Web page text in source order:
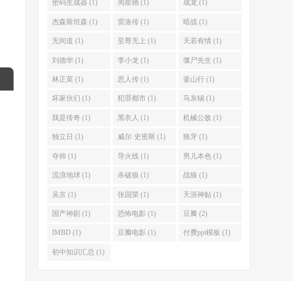
密码生成器 (1) 周星驰 (1) 成龙 (1)
杰森斯坦森 (1) 雷洛传 (1) 暗战 (1)
无间道 (1) 至尊无上 (1) 天若有情 (1)
刘德华 (1) 李小龙 (1) 僵尸先生 (1)
林正英 (1) 恶人传 (1) 釜山行 (1)
坏家伙们 (1) 犯罪都市 (1) 马东锡 (1)
我是传奇 (1) 黑衣人 (1) 机械公敌 (1)
独立日 (1) 威尔·史密斯 (1) 狼牙 (1)
夺帅 (1) 导火线 (1) 男儿本色 (1)
流浪地球 (1) 杀破狼 (1) 战狼 (1)
吴京 (1) 张国荣 (1) 天涯神贴 (1)
国产神剧 (1) 恐怖电影 (1) 豆瓣 (2)
IMBD (1) 豆瓣电影 (1) 付费ppt模板 (1)
初中知识汇总 (1)